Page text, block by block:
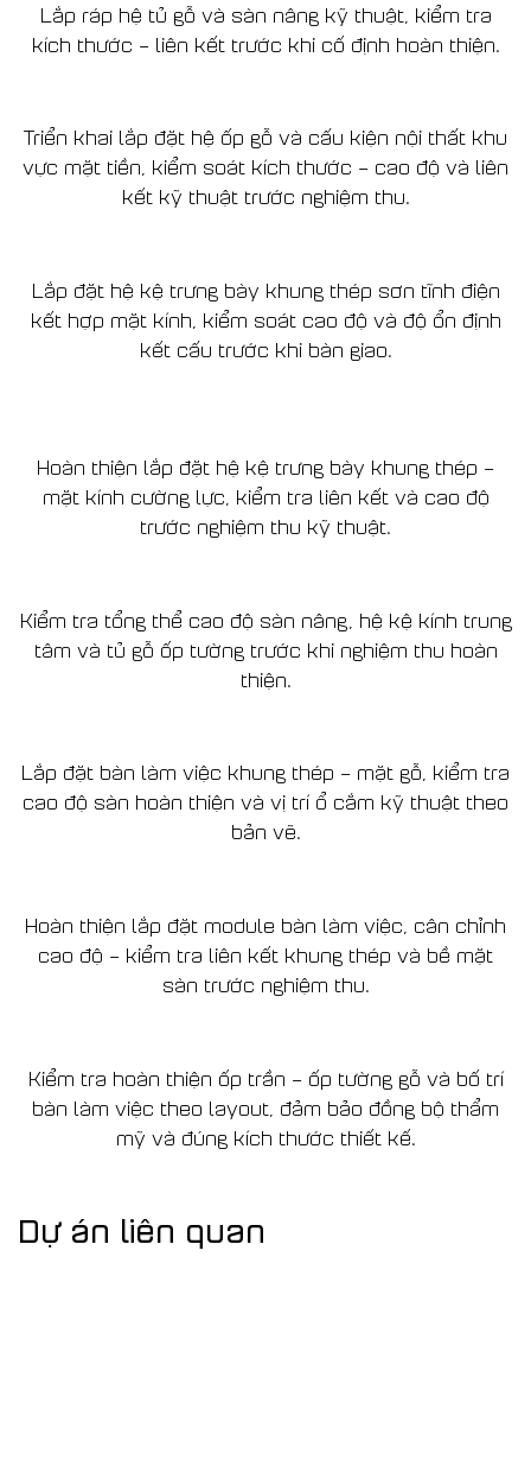
Lắp ráp hệ tủ gỗ và sàn nâng kỹ thuật, kiểm tra
kích thước – liên kết trước khi cố định hoàn thiện.
Triển khai lắp đặt hệ ốp gỗ và cấu kiện nội thất khu
vực mặt tiền, kiểm soát kích thước – cao độ và liên
kết kỹ thuật trước nghiệm thu.
Lắp đặt hệ kệ trưng bày khung thép sơn tĩnh điện
kết hợp mặt kính, kiểm soát cao độ và độ ổn định
kết cấu trước khi bàn giao.
Hoàn thiện lắp đặt hệ kệ trưng bày khung thép –
mặt kính cường lực, kiểm tra liên kết và cao độ
trước nghiệm thu kỹ thuật.
Kiểm tra tổng thể cao độ sàn nâng, hệ kệ kính trung
tâm và tủ gỗ ốp tường trước khi nghiệm thu hoàn
thiện.
Lắp đặt bàn làm việc khung thép – mặt gỗ, kiểm tra
cao độ sàn hoàn thiện và vị trí ổ cắm kỹ thuật theo
bản vẽ.
Hoàn thiện lắp đặt module bàn làm việc, cân chỉnh
cao độ – kiểm tra liên kết khung thép và bề mặt
sàn trước nghiệm thu.
Kiểm tra hoàn thiện ốp trần – ốp tường gỗ và bố trí
bàn làm việc theo layout, đảm bảo đồng bộ thẩm
mỹ và đúng kích thước thiết kế.
Dự án liên quan